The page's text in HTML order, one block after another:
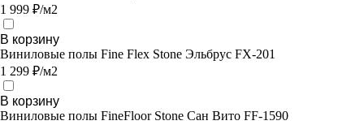
1 999 ₽/м2
В корзину
Виниловые полы Fine Flex Stone Эльбрус FX-201
1 299 ₽/м2
В корзину
Виниловые полы FineFloor Stone Сан Вито FF-1590